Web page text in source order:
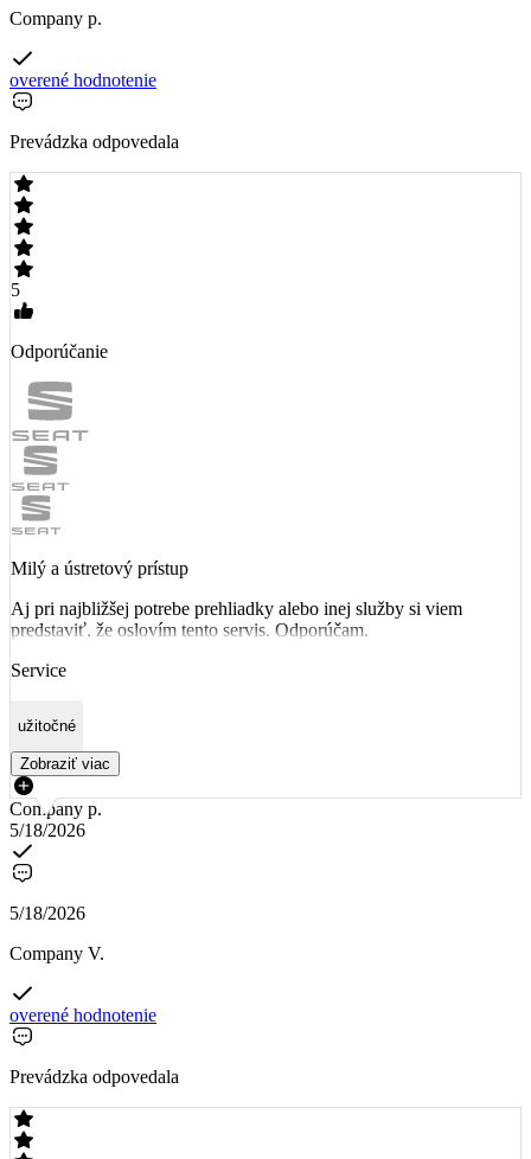
Company p.
overené hodnotenie
Prevádzka odpovedala
5
Odporúčanie
Milý a ústretový prístup
Aj pri najbližšej potrebe prehliadky alebo inej služby si viem
predstaviť, že oslovím tento servis. Odporúčam.
Service
užitočné
Zobraziť viac
Company p.
5/18/2026
5/18/2026
Company V.
overené hodnotenie
Prevádzka odpovedala